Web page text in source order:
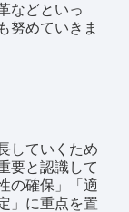
などといっ
努めていきま
していくため
要と認識して
の確保」「適
」に重点を置